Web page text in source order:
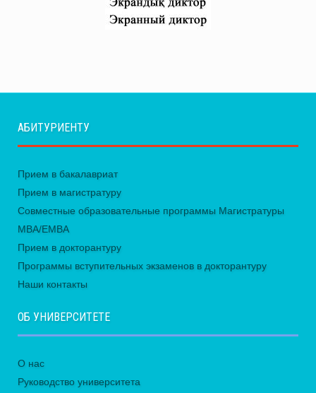
АБИТУРИЕНТУ
Прием в бакалавриат
Прием в магистратуру
Совместные образовательные программы Магистратуры
MBA/EMBA
Прием в докторантуру
Программы вступительных экзаменов в докторантуру
Наши контакты
ОБ УНИВЕРСИТЕТЕ
О нас
Руководство университета